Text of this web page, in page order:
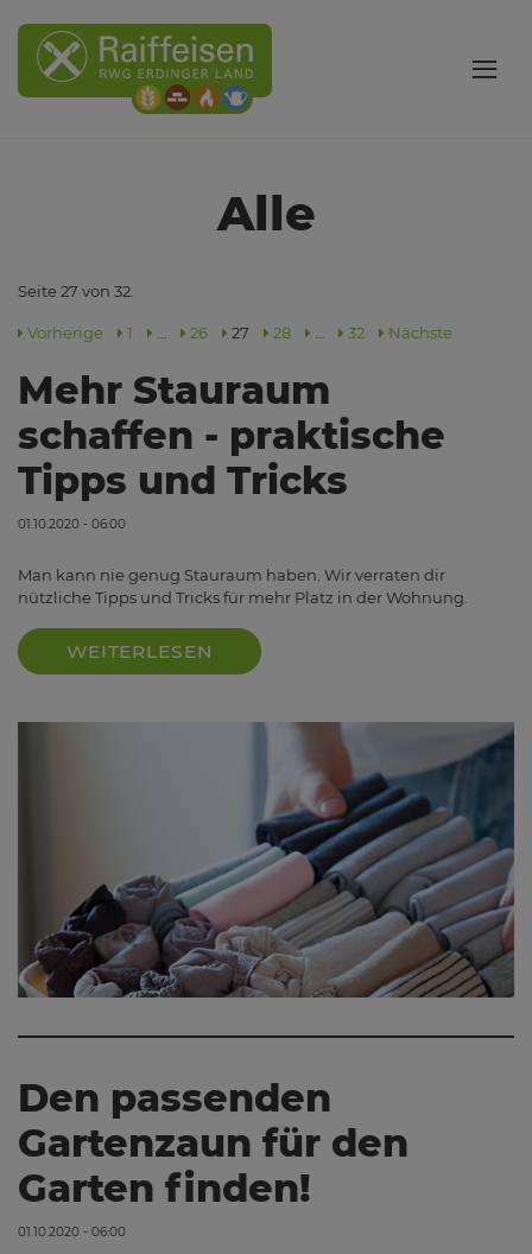
Alle
Seite 27 von 32.
Vorherige 1 26 27 28 32 Nächste
Mehr Stauraum
schaffen - praktische
Tipps und Tricks
01.10.2020 - 06:00
Man kann nie genug Stauraum haben. Wir verraten dir
nützliche Tipps und Tricks für mehr Platz in der Wohnung.
WEITERLESEN
Den passenden
Gartenzaun für den
Garten finden!
01.10.2020 - 06:00